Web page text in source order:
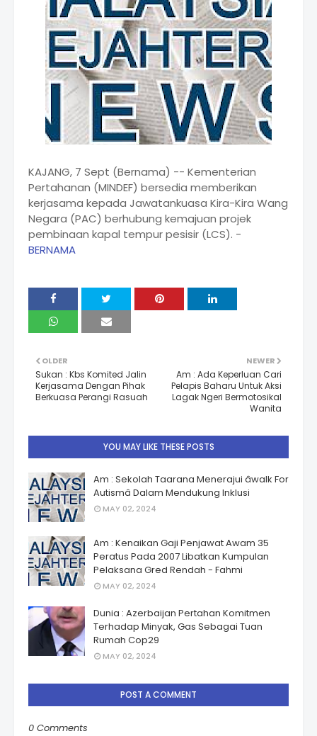
KAJANG, 7 Sept (Bernama) -- Kementerian
Pertahanan (MINDEF) bersedia memberikan
kerjasama kepada Jawatankuasa Kira-Kira Wang
Negara (PAC) berhubung kemajuan projek
pembinaan kapal tempur pesisir (LCS). -
BERNAMA
NEWER
Am : Ada Keperluan Cari
Pelapis Baharu Untuk Aksi
Lagak Ngeri Bermotosikal
Wanita
OLDER
Sukan : Kbs Komited Jalin
Kerjasama Dengan Pihak
Berkuasa Perangi Rasuah
YOU MAY LIKE THESE POSTS
Am : Sekolah Taarana Menerajui âwalk For
Autismâ Dalam Mendukung Inklusi
MAY 02, 2024
Am : Kenaikan Gaji Penjawat Awam 35
Peratus Pada 2007 Libatkan Kumpulan
Pelaksana Gred Rendah - Fahmi
MAY 02, 2024
Dunia : Azerbaijan Pertahan Komitmen
Terhadap Minyak, Gas Sebagai Tuan
Rumah Cop29
MAY 02, 2024
POST A COMMENT
0 Comments